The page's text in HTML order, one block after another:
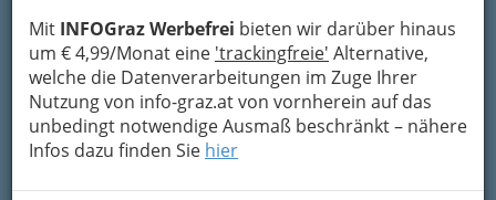
Mit INFOGraz Werbefrei bieten wir darüber hinaus
um € 4,99/Monat eine 'trackingfreie' Alternative,
welche die Datenverarbeitungen im Zuge Ihrer
Nutzung von info-graz.at von vornherein auf das
unbedingt notwendige Ausmaß beschränkt – nähere
Infos dazu finden Sie hier